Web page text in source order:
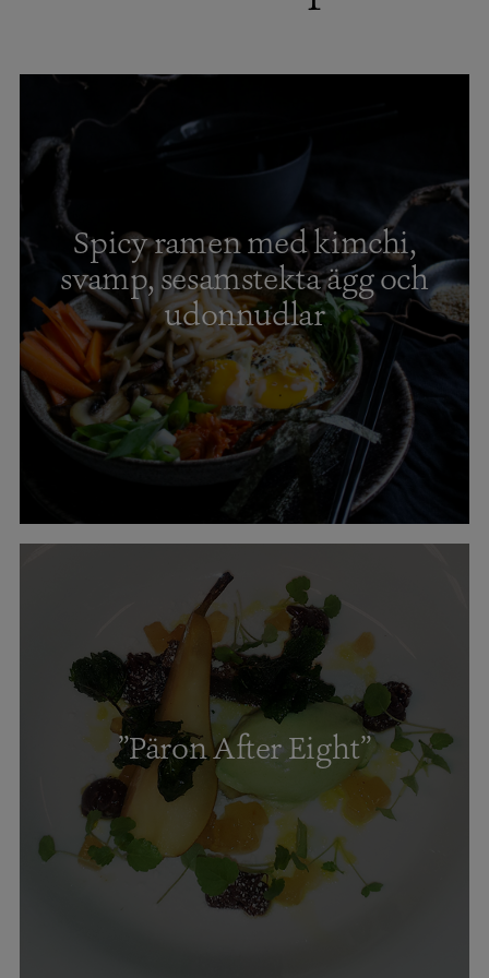
Spicy ramen med kimchi,
svamp, sesamstekta ägg och
udonnudlar
”Päron After Eight”